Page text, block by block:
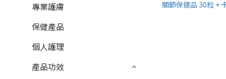
專業護膚
保健產品
個人護理
產品功效